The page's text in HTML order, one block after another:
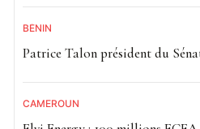
BÉNIN
Patrice Talon président du
CAMEROUN